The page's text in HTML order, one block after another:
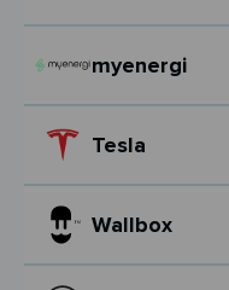
myenergi
Tesla
Wallbox